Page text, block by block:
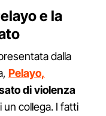
e la
dalla
Pelayo,
di violenza
un collega. I fatti